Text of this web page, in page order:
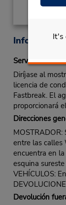
It's
Servicio
Diríjase al
licencia de
Fastbreak. El
proporcionará
Direcciones
MOSTRADOR:
entre las
encuentra en
esquina
VEHÍCULOS:
Devolución